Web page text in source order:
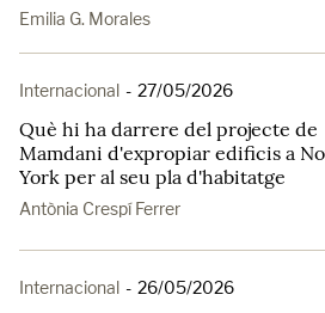
Emilia G. Morales
Internacional - 27/05/2026
Què hi ha darrere del projecte de
Mamdani d'expropiar edificis a
York per al seu pla d'habitatge
Antònia Crespí Ferrer
Internacional - 26/05/2026